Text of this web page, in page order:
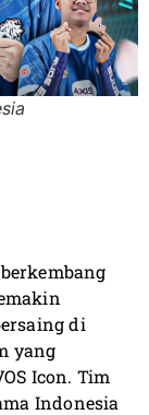
di
yang
Icon. Tim
Indonesia